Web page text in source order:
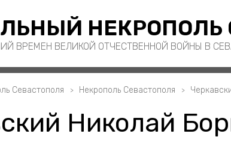
НЕКРОПОЛЬ
ВРЕМЕН ВЕЛИКОЙ ОТЧЕСТВЕННОЙ ВОЙНЫ В
Севастополя Некрополь Севастополя
Николай